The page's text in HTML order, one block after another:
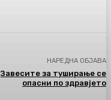
НАРЕДНА ОБЈАВА
Завесите за туширање се
опасни по здравјето